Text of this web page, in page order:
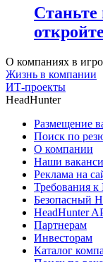
О компаниях в
Жизнь в компании
ИТ-проекты
HeadHunter
Размещение
Поиск по
О компании
Наши
Реклама на
Требования
Безопасный
HeadHunter
Партнерам
Инвесторам
Каталог